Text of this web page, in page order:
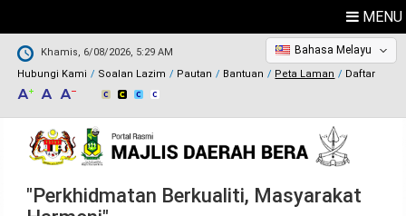
MENU
Khamis, 6/08/2026, 5:29 AM
Hubungi Kami
Soalan Lazim Pautan Bantuan Peta Laman Daftar
Bahasa Melayu
"Perkhidmatan Berkualiti, Masyarakat